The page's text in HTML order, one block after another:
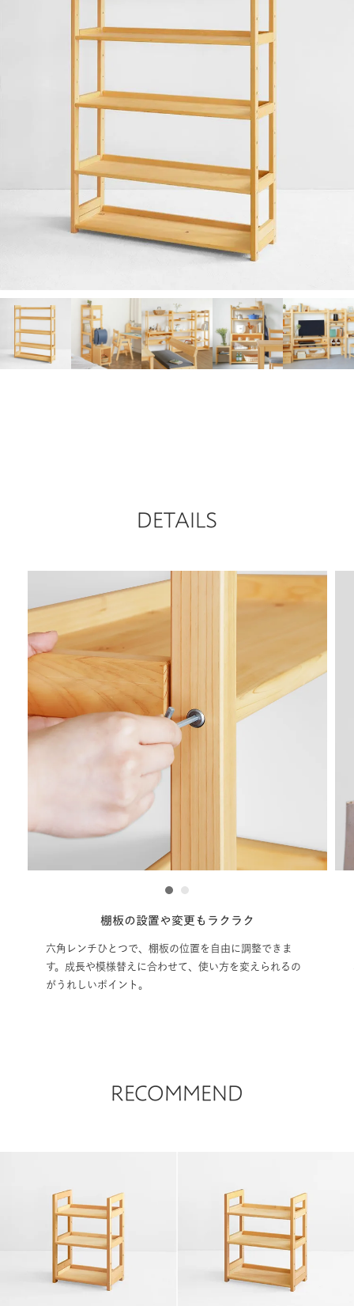
DETAILS
棚板の設置や変更もラクラク
六角レンチひとつで、棚板の位置を自由に調整できま
す。成長や模様替えに合わせて、使い方を変えられるの
がうれしいポイント。
1 2
RECOMMEND